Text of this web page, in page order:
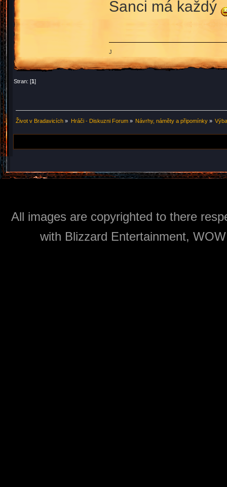
Šanci má každý
J
Stran: [1]
Život v Bradavicích » Hráči - Diskuzni Forum» Návrhy, náměty a připomínky»
All images are copyrighted to there
with Blizzard Entertainment,